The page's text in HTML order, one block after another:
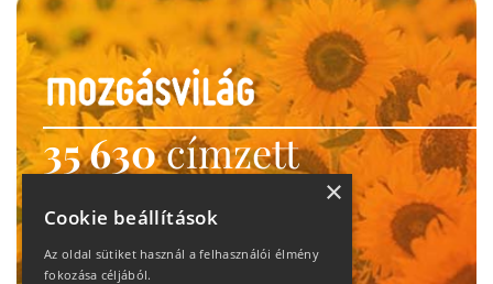
35 630címzett
heti motiváció
Ne maradj le!
×
Cookie beállítások
Az oldal sütiket használ a felhasználói élmény
fokozása céljából.